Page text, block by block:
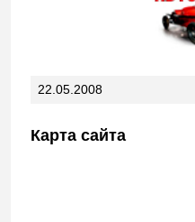
22.05.2008
Карта сайта